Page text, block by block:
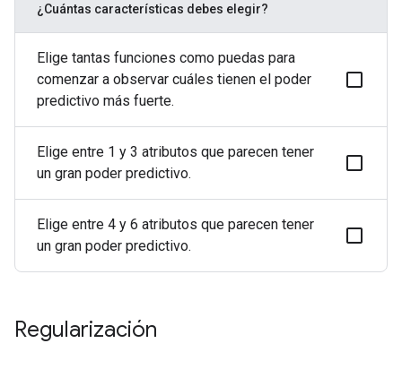
¿Cuántas características debes elegir?
Elige tantas funciones como puedas para
comenzar a observar cuáles tienen el poder
predictivo más fuerte.
Elige entre 1 y 3 atributos que parecen tener
un gran poder predictivo.
Elige entre 4 y 6 atributos que parecen tener
un gran poder predictivo.
Regularización